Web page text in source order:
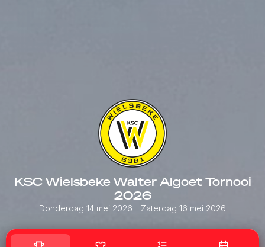
KSC Wielsbeke Walter Algoet Tornooi
2026
Donderdag 14 mei 2026 - Zaterdag 16 mei 2026